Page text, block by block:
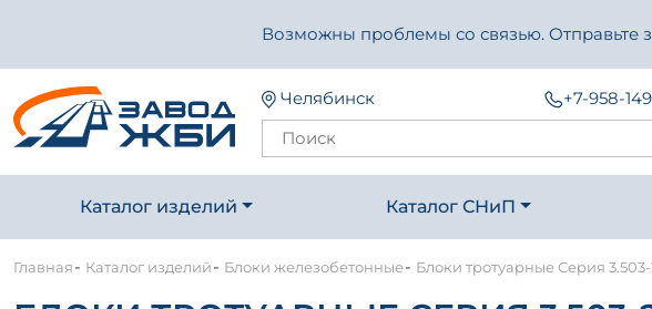
Возможны проблемы со связью. Отправьте
Челябинск +7-958-
Каталог изделий Каталог СНиП
Главная- Каталог изделий- Блоки железобетонные- Блоки тротуарные Серия 3.503-